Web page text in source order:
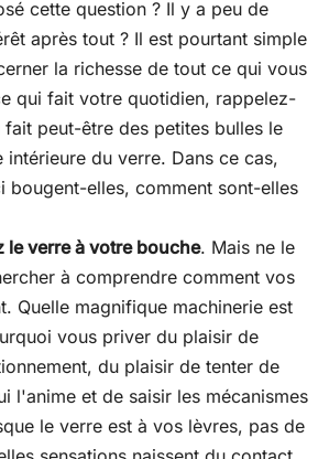
cette question ? Il y a peu de
après tout ? Il est pourtant simple
la richesse de tout ce qui vous
qui fait votre quotidien, rappelez-
peut-être des petites bulles le
intérieure du verre. Dans ce cas,
bougent-elles, comment sont-elles
le verre à votre bouche. Mais ne le
à comprendre comment vos
Quelle magnifique machinerie est
vous priver du plaisir de
du plaisir de tenter de
l'anime et de saisir les mécanismes
le verre est à vos lèvres, pas de